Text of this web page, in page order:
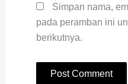
Simpan nama,
pada peramban ini
berikutnya.